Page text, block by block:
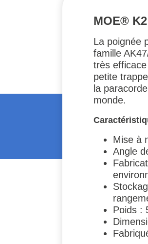
MOE®
La poignée
famille
très
petite
la
monde.
Mise à
Angle
Poids :